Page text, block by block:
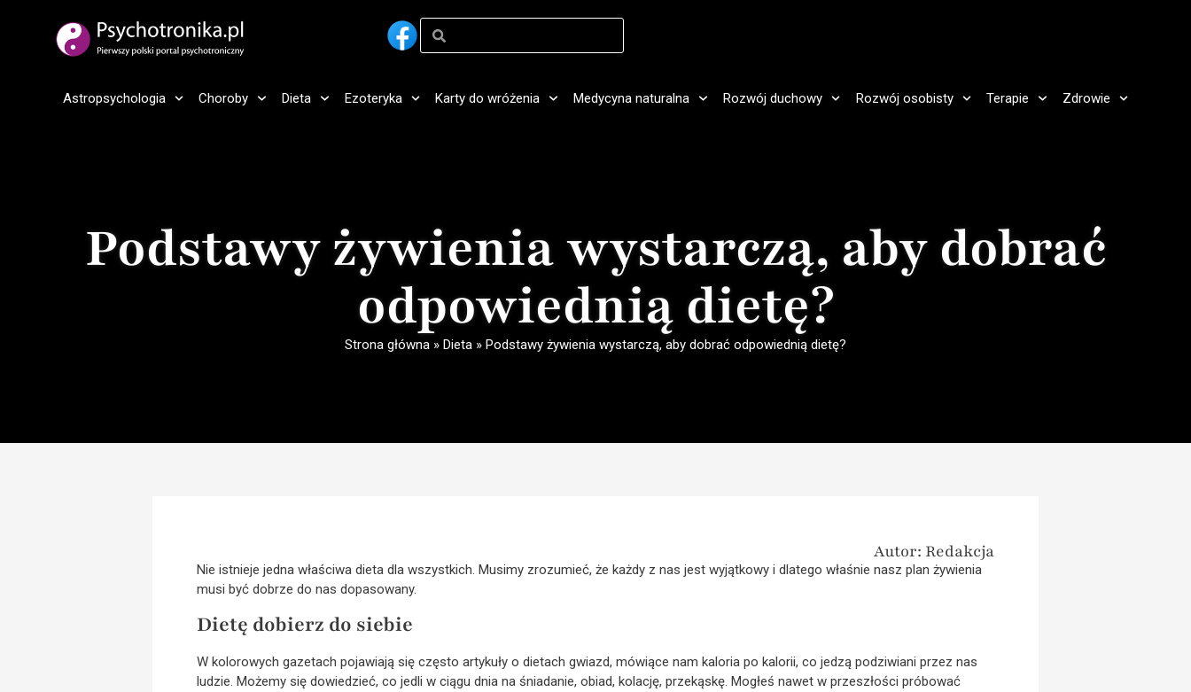
Astropsychologia Choroby Dieta Ezoteryka Karty do wróżenia Medycyna naturalna Rozwój duchowy Rozwój osobisty Terapie Zdrowie
Podstawy żywienia wystarczą, aby dobrać
odpowiednią dietę?
Strona główna » Dieta » Podstawy żywienia wystarczą, aby dobrać odpowiednią dietę?
Autor: Redakcja
Nie istnieje jedna właściwa dieta dla wszystkich. Musimy zrozumieć, że każdy z nas jest wyjątkowy i dlatego właśnie nasz plan żywienia
musi być dobrze do nas dopasowany.
Dietę dobierz do siebie
W kolorowych gazetach pojawiają się często artykuły o dietach gwiazd, mówiące nam kaloria po kalorii, co jedzą podziwiani przez nas
ludzie. Możemy się dowiedzieć, co jedli w ciągu dnia na śniadanie, obiad, kolację, przekąskę. Mogłeś nawet w przeszłości próbować